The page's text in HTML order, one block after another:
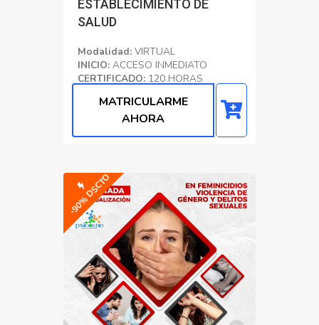
ESTABLECIMIENTO DE
SALUD
Modalidad: VIRTUAL
INICIO: ACCESO INMEDIATO
CERTIFICADO: 120 HORAS
Formación
MATRICULARME
AHORA
-90% DSCTO